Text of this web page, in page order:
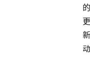
的
更
新
动